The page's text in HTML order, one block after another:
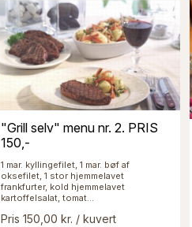
"Grill selv" menu nr. 2. PRIS
150,-
1 mar. kyllingefilet, 1 mar. bøf af
oksefilet, 1 stor hjemmelavet
frankfurter, kold hjemmelavet
kartoffelsalat, tomat...
Pris 150,00 kr. / kuvert